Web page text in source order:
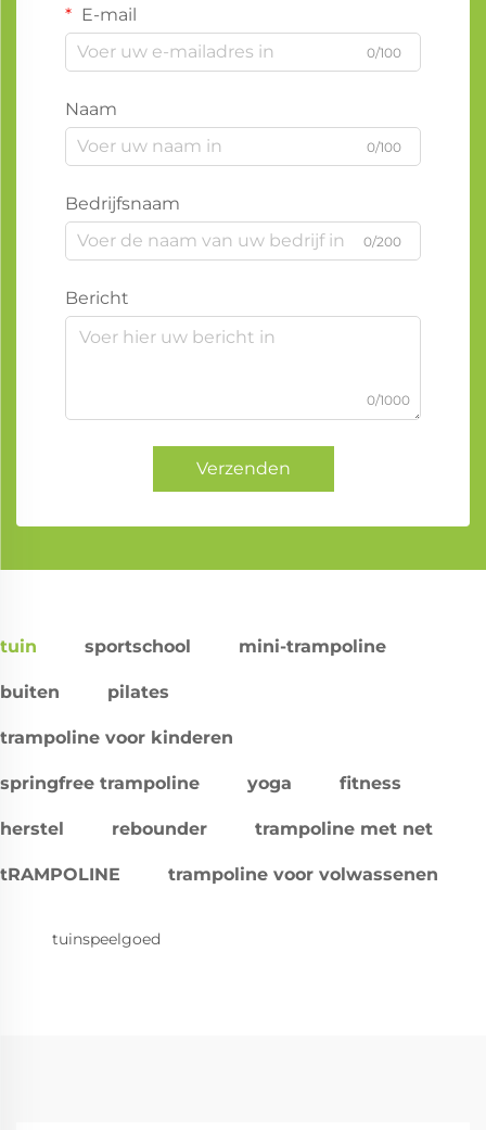
E-mail
0/100
Naam
0/100
Bedrijfsnaam
0/200
Bericht
0/1000
Verzenden
tuin sportschool mini-trampoline
buiten pilates
trampoline voor kinderen
springfree trampoline yoga fitness
herstel rebounder trampoline met net
tRAMPOLINE trampoline voor volwassenen
tuinspeelgoed